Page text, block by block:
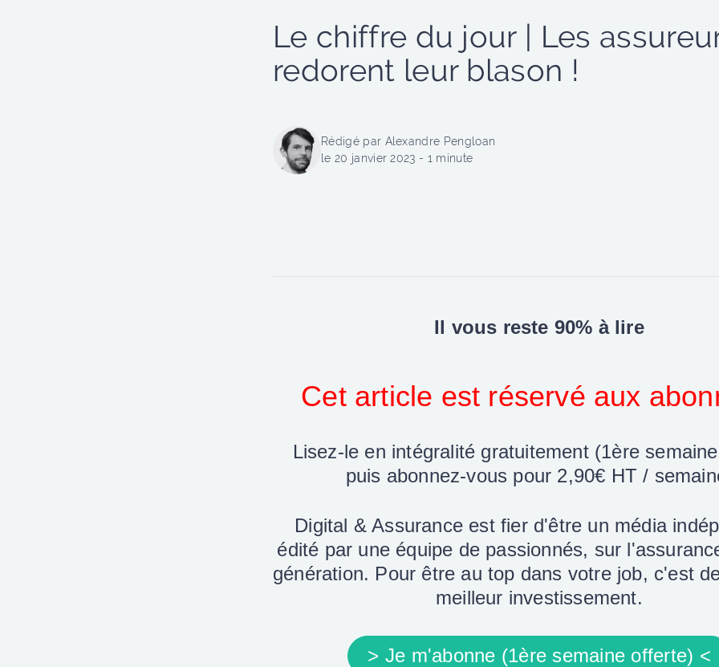
Le chiffre du jour | Les
redorent leur blason !
Rédigé par Alexandre Pengloan
le 20 janvier 2023 - 1 minute
Il vous reste 90% à lire
Cet article est réservé aux
Lisez-le en intégralité gratuitement (1ère
puis abonnez-vous pour 2,90€ HT /
Digital & Assurance est fier d'être un média
édité par une équipe de passionnés, sur
génération. Pour être au top dans votre job, c'est
meilleur investissement.
> Je m'abonne (1ère semaine offerte) <